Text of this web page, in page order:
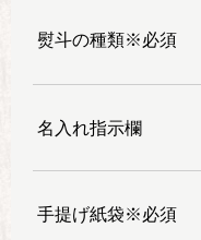
熨斗の種類※必須
名入れ指示欄
手提げ紙袋※必須